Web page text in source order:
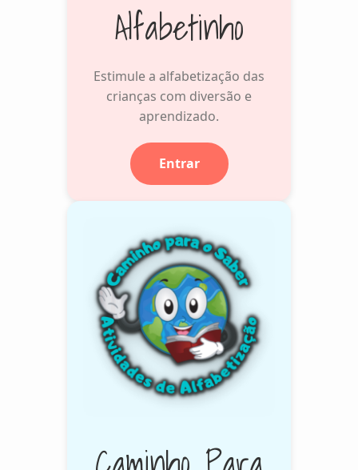
Alfabetinho
Estimule a alfabetização das
crianças com diversão e
aprendizado.
Entrar